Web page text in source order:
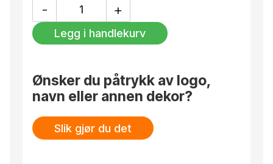
-
Blå
Tumbler
40
+
Legg i handlekurv
Ønsker du påtrykk av logo,
navn eller annen dekor?
Slik gjør du det